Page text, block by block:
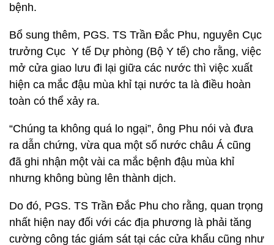
bệnh.
Bổ sung thêm, PGS. TS Trần Đắc Phu, nguyên Cục
trưởng Cục Y tế Dự phòng (Bộ Y tế) cho rằng, việc
mở cửa giao lưu đi lại giữa các nước thì việc xuất
hiện ca mắc đậu mùa khỉ tại nước ta là điều hoàn
toàn có thể xảy ra.
“Chúng ta không quá lo ngại”, ông Phu nói và đưa
ra dẫn chứng, vừa qua một số nước châu Á cũng
đã ghi nhận một vài ca mắc bệnh đậu mùa khỉ
nhưng không bùng lên thành dịch.
Do đó, PGS. TS Trần Đắc Phu cho rằng, quan trọng
nhất hiện nay đối với các địa phương là phải tăng
cường công tác giám sát tại các cửa khẩu cũng như